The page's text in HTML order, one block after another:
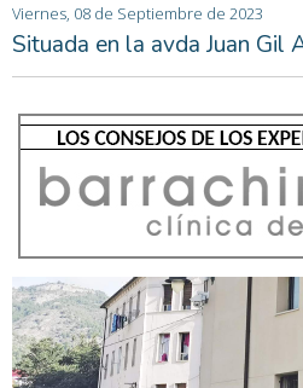
Viernes, 08 de Septiembre de 2023
Situada en la avda Juan Gil